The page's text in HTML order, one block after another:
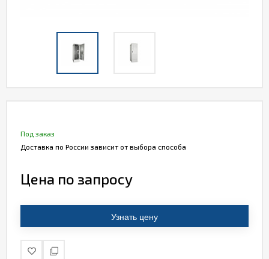
Под заказ
Доставка по России зависит от выбора способа
Цена по запросу
Узнать цену